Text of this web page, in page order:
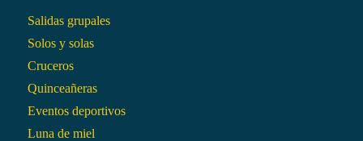
Salidas grupales
Solos y solas
Cruceros
Quinceañeras
Eventos deportivos
Luna de miel